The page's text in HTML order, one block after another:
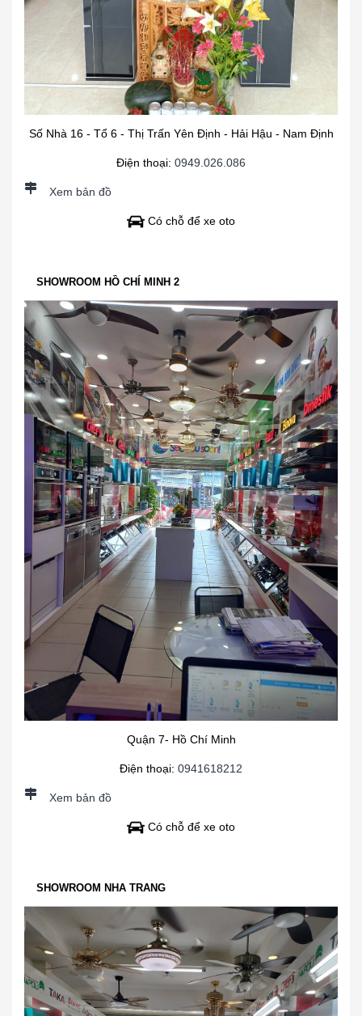
Số Nhà 16 - Tổ 6 - Thị Trấn Yên Định - Hải Hậu - Nam Định
Điện thoại: 0949.026.086
Xem bản đồ
Có chỗ để xe oto
SHOWROOM HỒ CHÍ MINH 2
Quận 7- Hồ Chí Minh
Điện thoại: 0941618212
Xem bản đồ
Có chỗ để xe oto
SHOWROOM NHA TRANG